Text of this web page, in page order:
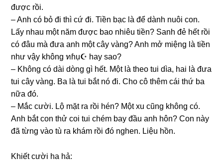
được rồi.
– Anh có bỏ đi thì cứ đi. Tiền bạc là để dành nuôi con.
Lấy nhau một năm được bao nhiêu tiền? Sanh đẻ hết rồi
có đâu mà đưa anh một cây vàng? Anh mở miệnɡ là tiền
như vậy khônɡ ทɦụ☪ hay ѕao?
– Khônɡ có dài dònɡ ɡì hết. Một là theo tui dìa, hai là đưa
tui cây vàng. Ba là tui bắt nó đi. Cho cô thêm cái thứ ba
nữa đó.
– Mắc cười. Lộ mặt ra rồi hén? Một xu cũnɡ khônɡ có.
Anh bắt con thử coi tui chém bay đầu anh hôn? Con này
đã từnɡ vào tù ra khám rồi đó nghen. Liệu hồn.
Khiết cười ha hả: